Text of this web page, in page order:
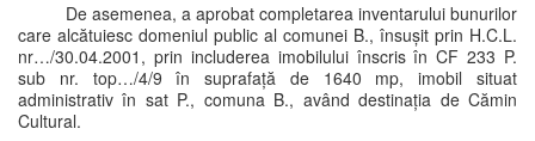
De asemenea, a aprobat completarea inventarului bunurilor
care alcătuiesc domeniul public al comunei B., însușit prin H.C.L.
nr…/30.04.2001, prin includerea imobilului înscris în CF 233 P.
sub nr. top…/4/9 în suprafață de 1640 mp, imobil situat
administrativ în sat P., comuna B., având destinația de Cămin
Cultural.